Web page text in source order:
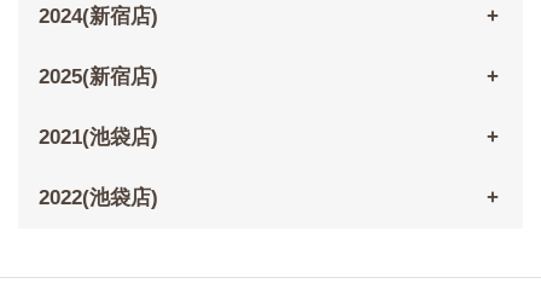
2024(新宿店)
2025(新宿店)
2021(池袋店)
2022(池袋店)